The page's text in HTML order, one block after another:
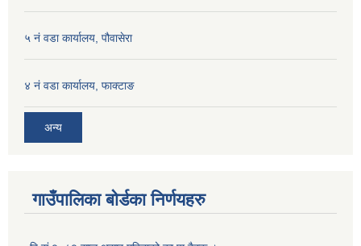
५ नं वडा कार्यालय, पौवासेरा
४ नं वडा कार्यालय, फाक्टाङ
अन्य
गाउँपालिका बोर्डका निर्णयहरु